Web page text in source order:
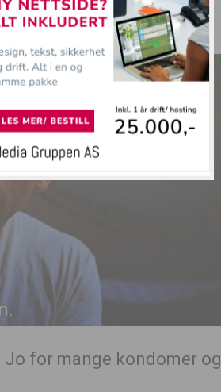
å muntre opp deg selv…
for mange kondomer og